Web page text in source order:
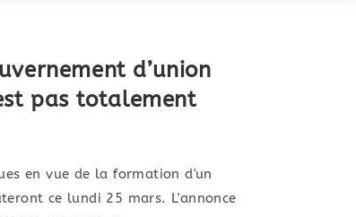
d’union
pas totalement
en vue de la formation d'un
ce lundi 25 mars. L'annonce